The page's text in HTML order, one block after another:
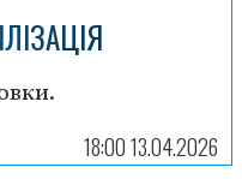
18:00 13.04.2026